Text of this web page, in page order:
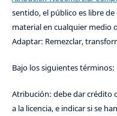
sentido, el público es libre
material en cualquier medio
Adaptar: Remezclar,
Bajo los siguientes términos:
Atribución: debe dar crédito
a la licencia, e indicar si se